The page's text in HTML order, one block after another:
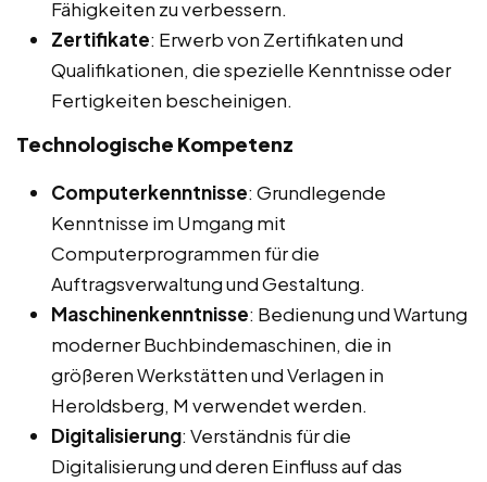
Fähigkeiten zu verbessern.
Zertifikate: Erwerb von Zertifikaten und
Qualifikationen, die spezielle Kenntnisse oder
Fertigkeiten bescheinigen.
Technologische Kompetenz
Computerkenntnisse: Grundlegende
Kenntnisse im Umgang mit
Computerprogrammen für die
Auftragsverwaltung und Gestaltung.
Maschinenkenntnisse: Bedienung und Wartung
moderner Buchbindemaschinen, die in
größeren Werkstätten und Verlagen in
Heroldsberg, M verwendet werden.
Digitalisierung: Verständnis für die
Digitalisierung und deren Einfluss auf das